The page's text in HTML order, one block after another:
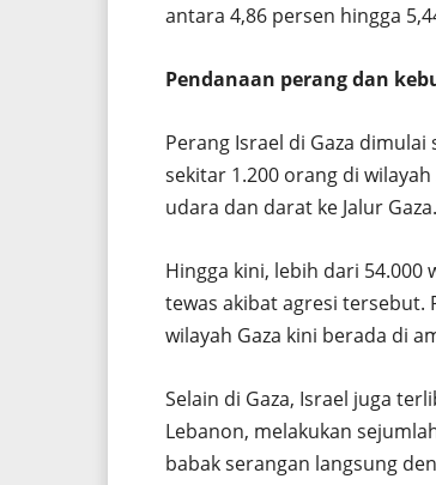
antara 4,86 persen hingga
Pendanaan perang dan
Perang Israel di Gaza
sekitar 1.200 orang di
udara dan darat ke Jalur Gaza.
Hingga kini, lebih dari
tewas akibat agresi tersebut.
wilayah Gaza kini berada di
Selain di Gaza, Israel juga
Lebanon, melakukan
babak serangan langsung